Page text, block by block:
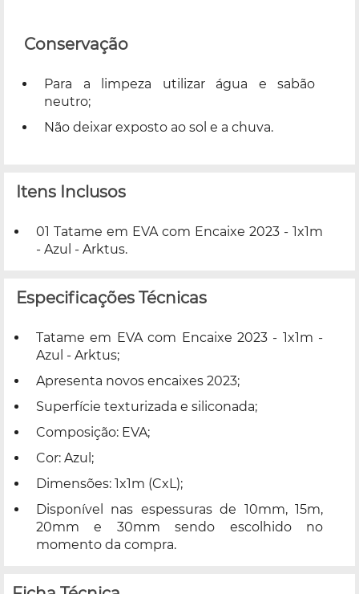
Conservação
Para a limpeza utilizar água e sabão
neutro;
Não deixar exposto ao sol e a chuva.
Itens Inclusos
01 Tatame em EVA com Encaixe 2023 - 1x1m
- Azul - Arktus.
Especificações Técnicas
Tatame em EVA com Encaixe 2023 - 1x1m -
Azul - Arktus;
Apresenta novos encaixes 2023;
Superfície texturizada e siliconada;
Composição: EVA;
Cor: Azul;
Dimensões: 1x1m (CxL);
Disponível nas espessuras de 10mm, 15m,
20mm e 30mm sendo escolhido no
momento da compra.